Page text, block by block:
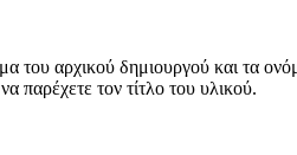
αρχικού δημιουργού και τα
παρέχετε τον τίτλο του υλικού.